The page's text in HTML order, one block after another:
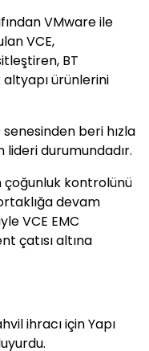
VMware ile
VCE,
BT
ürünlerini
beri hızla
lideri durumundadır.
çoğunluk kontrolünü
devam
VCE EMC
çatısı altına
ihracı için Yapı